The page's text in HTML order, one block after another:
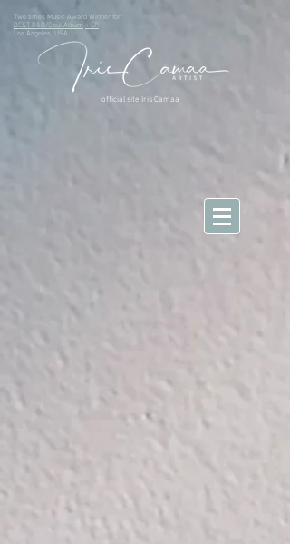
official site Iris Camaa
Two times Music Award Winner for
BEST R&B/Soul Album + EP
Los Angeles, USA